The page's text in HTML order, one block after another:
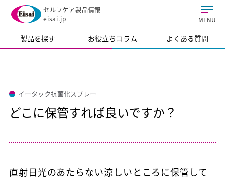
セルフケア製品情報
eisai.jp
MENU
製品を探す お役立ちコラム よくある質問
イータック抗菌化スプレー
どこに保管すれば良いですか？
直射日光のあたらない涼しいところに保管して